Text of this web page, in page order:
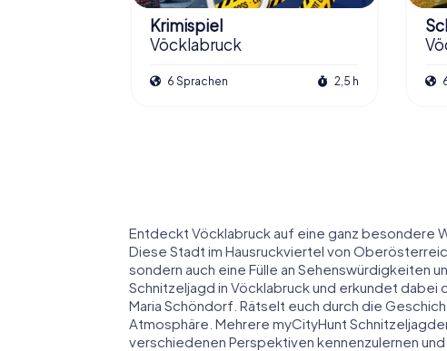
Krimispiel
Vöcklabruck
6 Sprachen 2,5 h
Entdeckt Vöcklabruck auf eine ganz besondere
Diese Stadt im Hausruckviertel von
sondern auch eine Fülle an Sehenswürdigkeiten
Schnitzeljagd in Vöcklabruck und erkundet
Maria Schöndorf. Rätselt euch durch die
Atmosphäre. Mehrere myCityHunt
verschiedenen Perspektiven kennenzulernen